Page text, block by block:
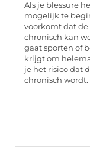
Als je blessure
mogelijk te
voorkomt dat
chronisch kan
gaat sporten of
krijgt om
je het risico dat
chronisch wordt.